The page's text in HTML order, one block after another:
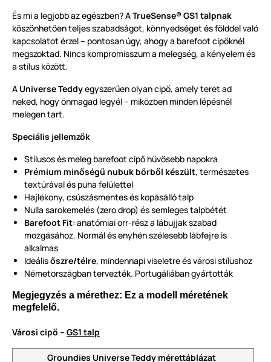
És mi a legjobb az egészben? ATrueSense® GS1 talpnak
köszönhetően teljes szabadságot, könnyedséget és földdel való
kapcsolatot érzel – pontosan úgy, ahogy a barefoot cipőknél
megszoktad. Nincs kompromisszum a melegség, a kényelem és
a stílus között.
A Universe Teddyegyszerűen olyan cipő, amely teret ad
neked, hogy önmagad legyél – miközben minden lépésnél
melegen tart.
Speciális jellemzők
Stílusos és meleg barefoot cipő hűvösebb napokra
Prémium minőségű nubuk bőrből készült, természetes
textúrával és puha felülettel
Hajlékony, csúszásmentes és kopásálló talp
Nulla sarokemelés (zero drop) és semleges talpbétét
Barefoot Fit: anatómiai orr-rész a lábujjak szabad
mozgásához. Normál és enyhén szélesebb lábfejre is
alkalmas
Ideálisőszre/télre, mindennapi viseletre és városi stílushoz
Németországban tervezték. Portugáliában gyártották
Megjegyzés a mérethez: Ez a modell méretének
megfelelő.
Városi cipő – GS1 talp
Groundies Universe Teddy mérettáblázat